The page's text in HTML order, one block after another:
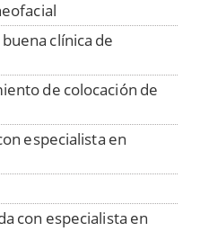
clínica de
de colocación de
especialista en
con especialista en